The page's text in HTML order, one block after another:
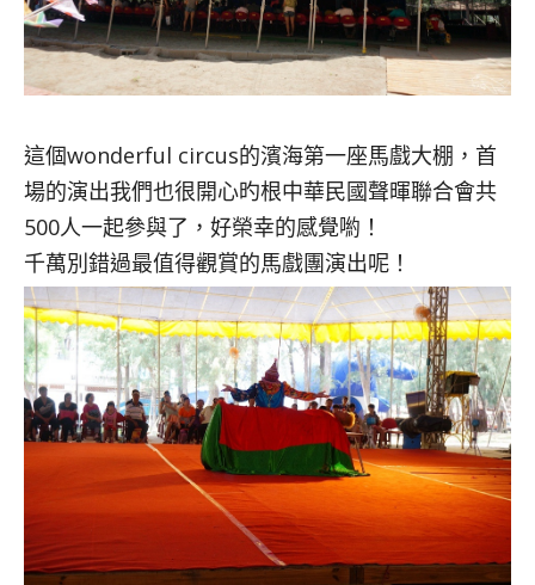
這個wonderful circus的濱海第一座馬戲大棚，首
場的演出我們也很開心旳根中華民國聲暉聯合會共
500人一起參與了，好榮幸的感覺喲！
千萬別錯過最值得觀賞的馬戲團演出呢！